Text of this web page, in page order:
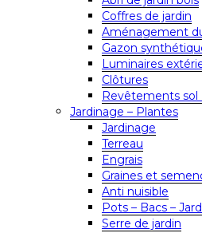
Coffres de jardin
Aménagement
Gazon
Luminaires
Clôtures
Revêtements sol
Jardinage – Plantes
Jardinage
Terreau
Engrais
Graines et
Anti nuisible
Pots – Bacs –
Serre de jardin